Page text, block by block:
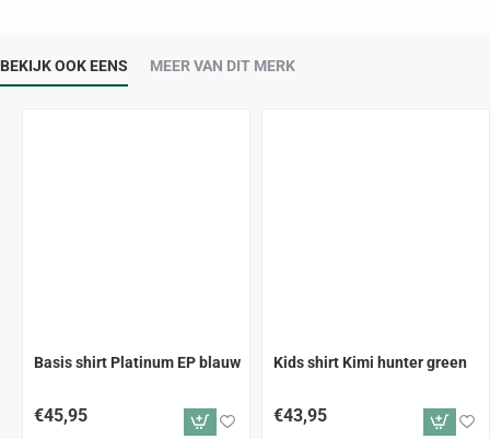
BEKIJK OOK EENS MEER VAN DIT MERK
Basis shirt Platinum EP blauw
€45,95
Kids shirt Kimi hunter green
€43,95